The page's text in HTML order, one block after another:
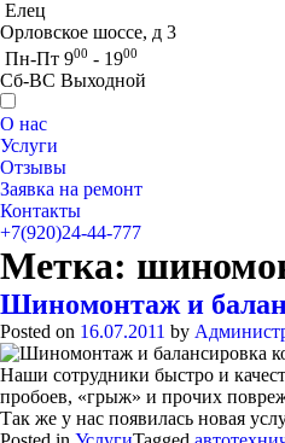
Елец
Орловское шоссе, д 3
Пн-Пт 900 - 1900
Сб-ВС Выходной
О нас
Услуги
Отзывы
Заявка на ремонт
Контакты
+7(920)24-44-777
Метка:
Шиномонтаж и
Posted on 16.07.2011 by
Наши сотрудники быстро и
пробоев, «грыж» и прочих
Так же у нас появилась новая